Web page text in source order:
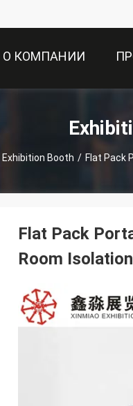
О КОМПАНИИ
Exhibition Booth / Flat Pack
Flat Pack
Room Isolation